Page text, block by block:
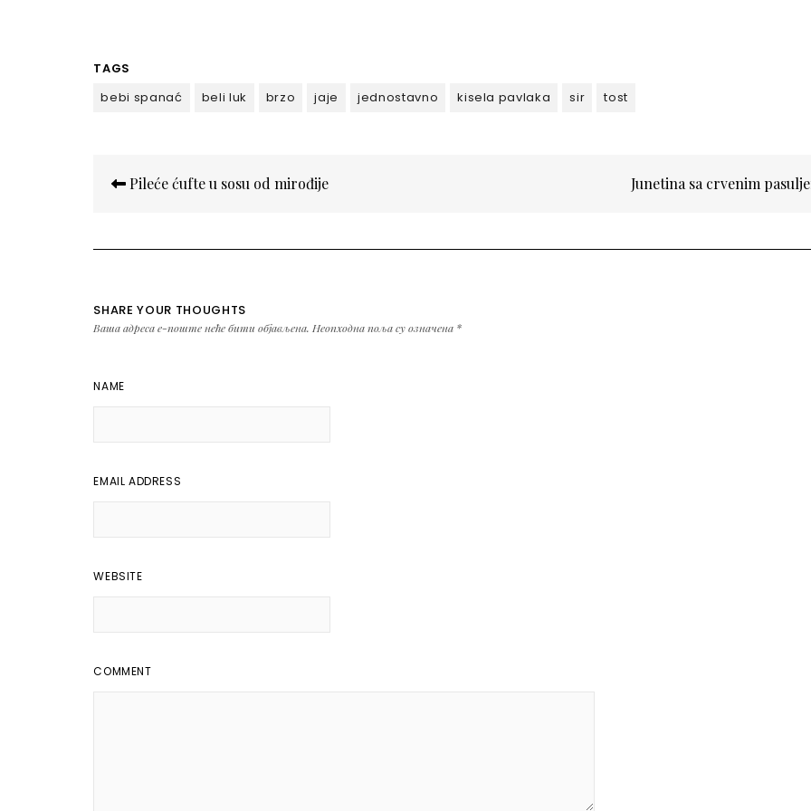
TAGS
bebi spanać
beli luk brzo jaje jednostavno kisela pavlaka sir tost
чланка
Pileće ćufte u sosu od mirođije Junetina sa crvenim
SHARE YOUR THOUGHTS
Ваша адреса е-поште неће бити објављена. Неопходна поља су означена *
NAME
EMAIL ADDRESS
WEBSITE
COMMENT